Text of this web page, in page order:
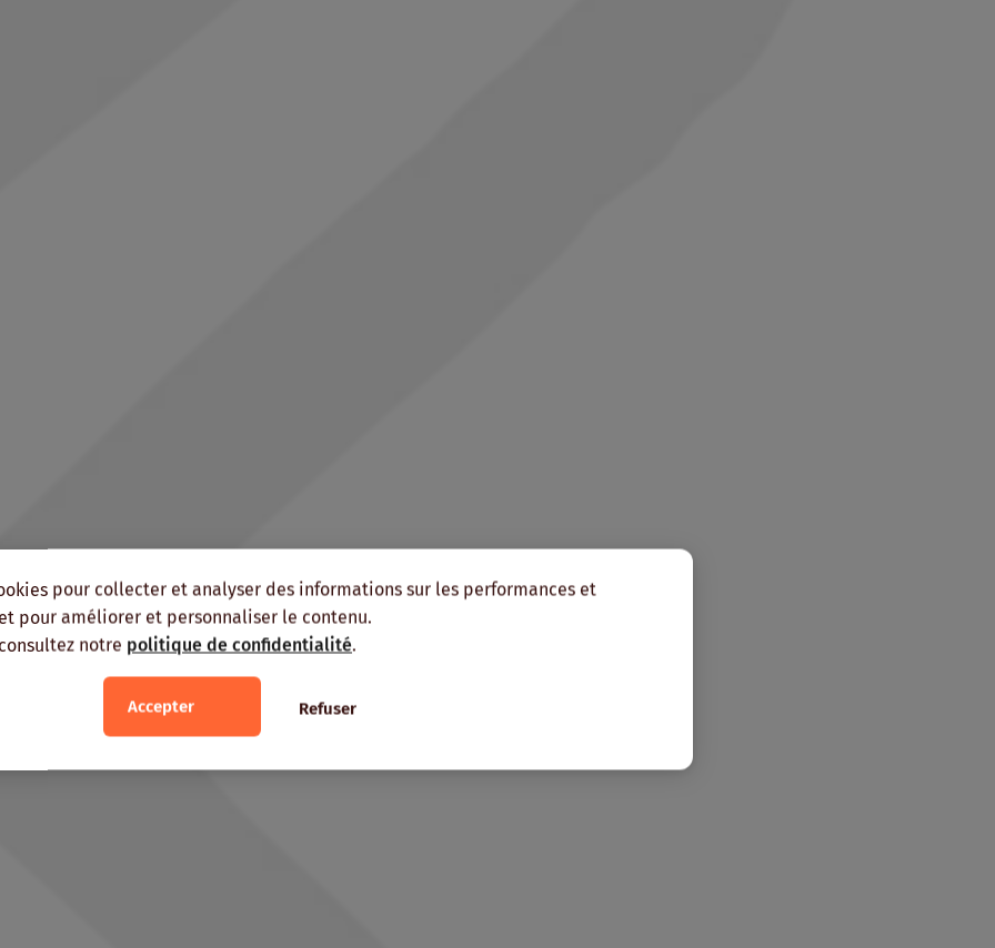
pour collecter et analyser des informations sur les performances et
pour améliorer et personnaliser le contenu.
notre politique de confidentialité.
Accepter Refuser